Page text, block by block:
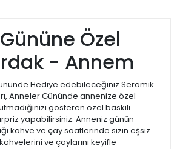
Özel
- Annem
Hediye edebileceğiniz Seramik
Anneler Gününde annenize özel
gösteren özel baskılı
yapabilirsiniz. Anneniz günün
kahve ve çay saatlerinde sizin eşsiz
ve çaylarını keyifle